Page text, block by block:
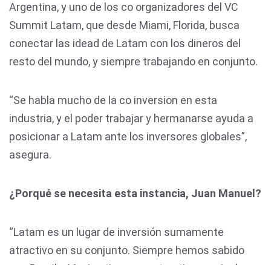
Argentina, y uno de los co organizadores del VC
Summit Latam, que desde Miami, Florida, busca
conectar las idead de Latam con los dineros del
resto del mundo, y siempre trabajando en conjunto.
“Se habla mucho de la co inversion en esta
industria, y el poder trabajar y hermanarse ayuda a
posicionar a Latam ante los inversores globales”,
asegura.
¿Porqué se necesita esta instancia, Juan Manuel?
“Latam es un lugar de inversión sumamente
atractivo en su conjunto. Siempre hemos sabido